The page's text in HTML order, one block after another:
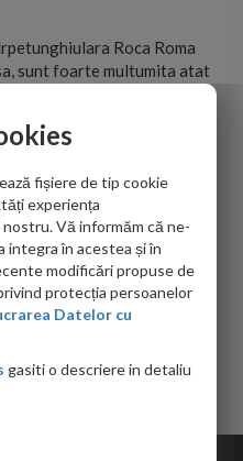
Roca Roma
sunt foarte multumita atat
am colaborat in obtinerea
va doresc!
fișiere de tip cookie
experiența
Vă informăm că ne-
integra în acestea și în
modificări propuse de
protecția persoanelor
Datelor cu
gasiti o descriere in detaliu